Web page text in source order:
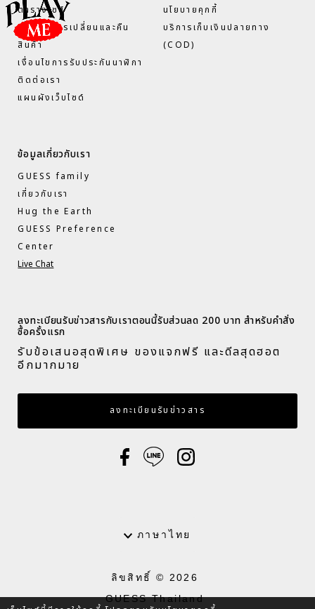
ตารางไซส์
เงื่อนไขการเปลี่ยนและคืน
สินค้า
เงื่อนไขการรับประกันนาฬิกา
ติดต่อเรา
แผนผังเว็บไซด์
นโยบายคุกกี้
บริการเก็บเงินปลายทาง
(COD)
ข้อมูลเกี่ยวกับเรา
GUESS family
เกี่ยวกับเรา
Hug the Earth
GUESS Preference
Center
Live Chat
ลงทะเบียนรับข่าวสารกับเราตอนนี้รับส่วนลด 200 บาท สำหรับคำสั่ง
ซื้อครั้งแรก​
รับข้อเสนอสุดพิเศษ ของแจกฟรี และดีลสุดฮอต
อีกมากมาย​
ลงทะเบียนรับข่าวสาร
ลิขสิทธิ์ © 2026
GUESS Thailand
ภาษา
ภาษาไทย